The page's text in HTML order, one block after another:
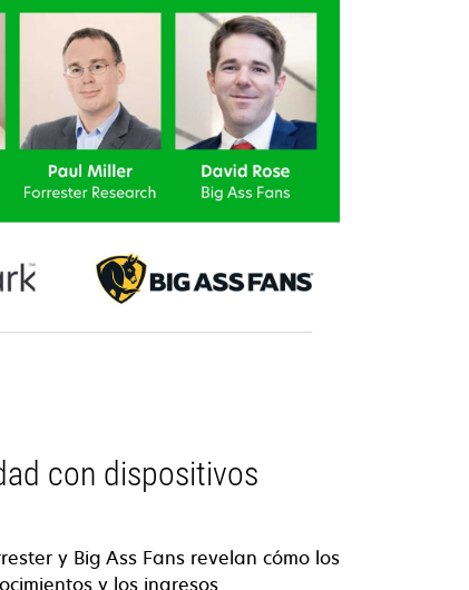
con dispositivos
y Big Ass Fans revelan cómo los
y los ingresos.